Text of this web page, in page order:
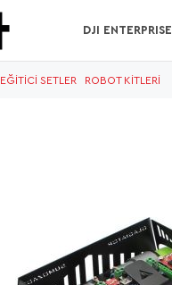
DJI ENTERPRISE
EĞİTİCİ SETLER ROBOT KİTLERİ